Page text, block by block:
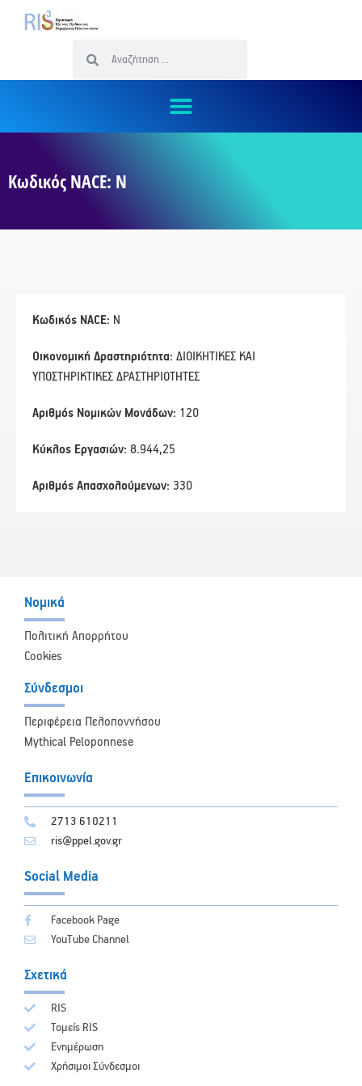
Κωδικός NACE: N
Κωδικός NACE: N
Οικονομική Δραστηριότητα: ΔΙΟΙΚΗΤΙΚΕΣ ΚΑΙ
ΥΠΟΣΤΗΡΙΚΤΙΚΕΣ ΔΡΑΣΤΗΡΙΟΤΗΤΕΣ
Αριθμός Νομικών Μονάδων: 120
Κύκλος Εργασιών: 8.944,25
Αριθμός Απασχολούμενων: 330
Νομικά
Πολιτική Απορρήτου
Cookies
Σύνδεσμοι
Περιφέρεια Πελοποννήσου
Mythical Peloponnese
Επικοινωνία
2713 610211
ris@ppel.gov.gr
Social Media
Facebook Page
YouTube Channel
Σχετικά
RIS
Τομείς RIS
Ενημέρωση
Χρήσιμοι Σύνδεσμοι